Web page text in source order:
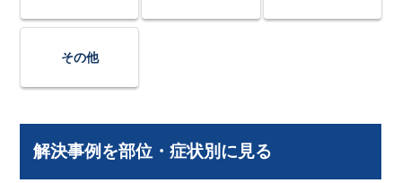
その他
解決事例を部位・症状別に見る